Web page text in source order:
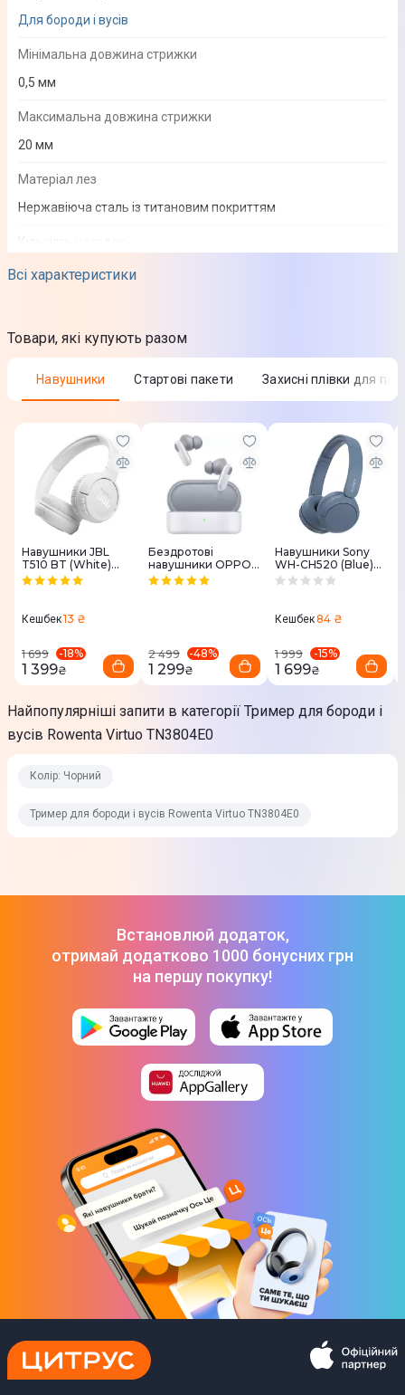
Всі характеристики
Для бороди і вусів
Мінімальна довжина стрижки
0,5 мм
Максимальна довжина стрижки
20 мм
Матеріал лез
Нержавіюча сталь із титановим покриттям
2
Насадка для бороди та вусів
Регульовані насадки (0,5-20 мм)
Додаткова інформація
Гребінець
Самозаточувальні ножі
Індикатор заряджання
Зручність використання
Волога очистка
Індикатор заряду
Дисплей
Ні
Джерело живлення
Аккумулятор
Час зарядки акумулятора
Час роботи акумулятора
Розміри та комплектація
Колір
Чорний
Товари, які купують разом
Навушники Стартові пакети Захисні плівки для
Навушники JBL
T510 BT (White)
JBLT510BTWHTEU
Кешбек13 ₴
1 699 -18%
1 399₴
Бездротові
навушники OPPO
Enco Buds 2 Pro
(Graphite White)
2 499 -48%
1 299₴
Навушники Sony
WH-CH520 (Blue)
WHCH520L.CE7
Кешбек84 ₴
1 999 -15%
1 699₴
Найпопулярніші запити в категорії Тример для бороди і
вусів Rowenta Virtuo TN3804E0
Колір: Чорний
Тример для бороди і вусів Rowenta Virtuo TN3804E0
Встановлюй додаток,
отримай додатково 1000 бонусних грн
на першу покупку!